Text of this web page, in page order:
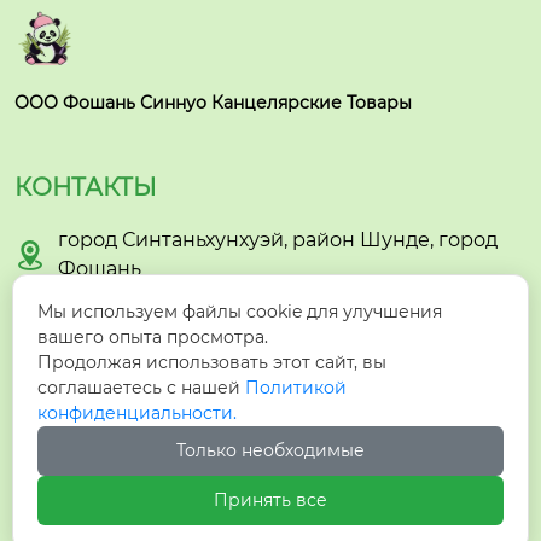
ООО Фошань Синнуо Канцелярские Товары
КОНТАКТЫ

город Синтаньхунхуэй, район Шунде, город
Фошань
 hzyzhmb1@gmail.com
 +86-15005732903
+8615005732903
Мы используем файлы cookie для улучшения
вашего опыта просмотра.
Продолжая использовать этот сайт, вы
соглашаетесь с нашей Политикой
конфиденциальности.
Только необходимые
Принять все